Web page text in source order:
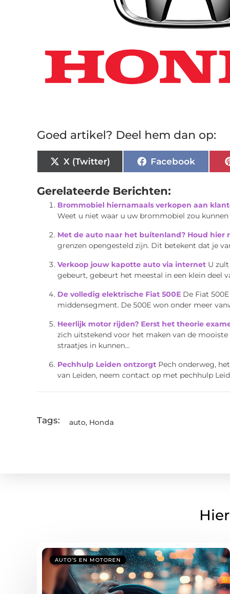
Goed artikel? Deel hem dan op:
X (Twitter) Facebook
Gerelateerde Berichten:
Brommobiel hiernamaals verkopen aan
Weet u niet waar u uw brommobiel zou kunnen
Met de auto naar het buitenland? Houd hier
grenzen opengesteld zijn. Dit betekent dat je
Verkoop jouw kapotte auto via internet U
gebeurt, gebeurt het meestal in een klein deel
De volledig elektrische Fiat 500E De Fiat
middensegment. De 500E won onder meer
Heerlijk motor rijden? Eerst het theorie
zich uitstekend voor het maken van de
straatjes in kunnen...
Pechhulp Leiden ontzorgt Pech onderweg,
van Leiden, neem contact op met pechhulp
Tags: auto Honda
AUTO’S EN MOTOREN